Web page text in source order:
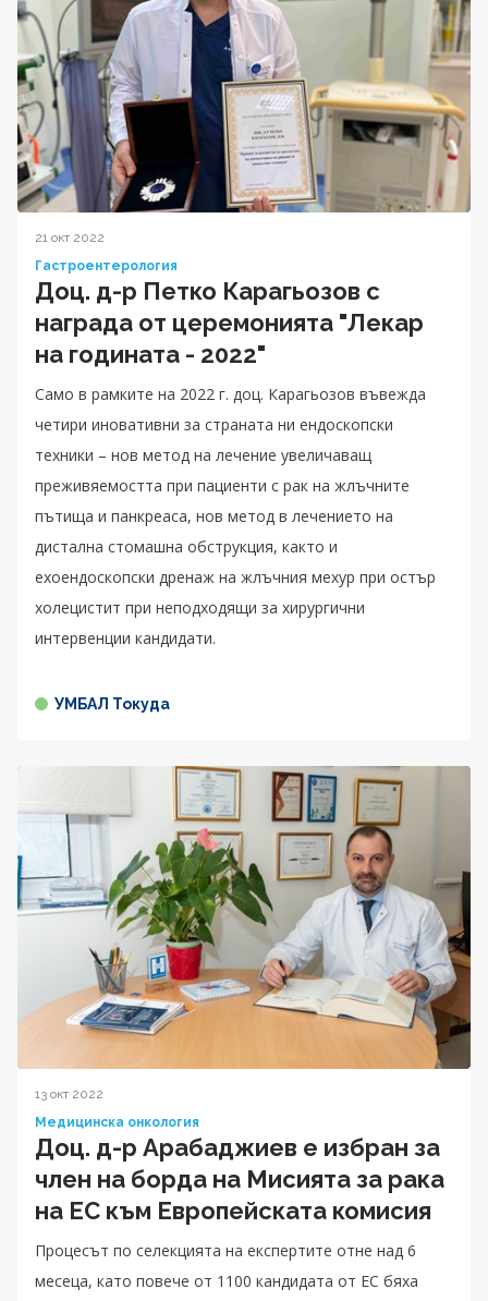
21 окт 2022
Гастроентерология
Доц. д-р Петко Карагьозов с
награда от церемонията "Лекар
на годината - 2022"
Само в рамките на 2022 г. доц. Карагьозов въвежда
четири иновативни за страната ни ендоскопски
техники – нов метод на лечение увеличаващ
преживяемостта при пациенти с рак на жлъчните
пътища и панкреаса, нов метод в лечението на
дистална стомашна обструкция, както и
ехоендоскопски дренаж на жлъчния мехур при остър
холецистит при неподходящи за хирургични
интервенции кандидати.
УМБАЛ Токуда
13 окт 2022
Медицинска онкология
Доц. д-р Арабаджиев е избран за
член на борда на Мисията за рака
на ЕС към Европейската комисия
Процесът по селекцията на експертите отне над 6
месеца, като повече от 1100 кандидата от ЕС бяха